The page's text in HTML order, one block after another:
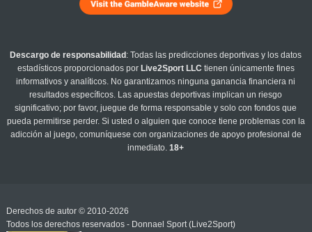
Descargo de responsabilidad : Todas las predicciones deportivas y los datos
estadísticos proporcionados por Live2Sport LLC tienen únicamente fines
informativos y analíticos. No garantizamos ninguna ganancia financiera ni
resultados específicos. Las apuestas deportivas implican un riesgo
significativo; por favor, juegue de forma responsable y solo con fondos que
pueda permitirse perder. Si usted o alguien que conoce tiene problemas con la
adicción al juego, comuníquese con organizaciones de apoyo profesional de
inmediato.18+
Derechos de autor © 2010-2026
Todos los derechos reservados - Donnael Sport (Live2Sport)